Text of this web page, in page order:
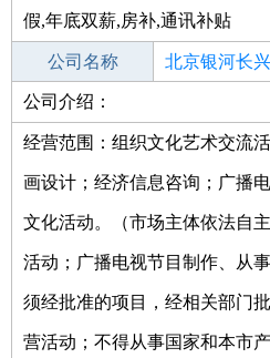
假,年底双薪,房补,通讯补贴
公司名称 北京银河长
公司类型
股)
公司介绍：
经营范围：组织文化艺术交流
画设计；经济信息咨询；广播
文化活动。（市场主体依法自
活动；广播电视节目制作、从
须经批准的项目，经相关部门
营活动；不得从事国家和本市